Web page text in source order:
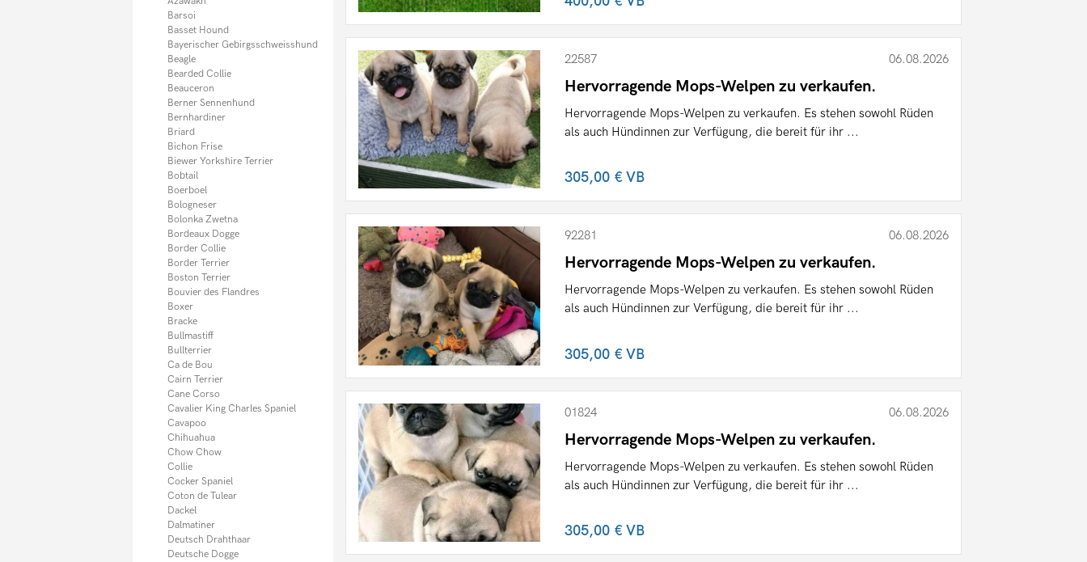
Komondor
Kooikerhondje
Kromfohrländer
Kuvasz
Labradoodle
Labrador
Landseer
Leonberger
Lhasa Apso
Magyar Vizsla
Malinois (Belgischer Schäferhund)
Malteser
Maltipoo
Mastiff
Mastino Napoletano
Mini Bullterrier
Mittelschnauzer
Mischlingshunde
Münsterländer
Neufundländer
Norfolk Terrier
Old English Bulldog
Papillon
Pekinese
Pitbull
Podenco
Pomsky
Portugiesischer Wasserhund
Prager Rattler
Presa Canario
Pudelpointer
Puggle
Rhodesian Ridgeback
Riesenschnauzer
Rottweiler
Russkiy Toy
Barsoi
Basset Hound
Bayerischer Gebirgsschweisshund
Beagle
Bearded Collie
Beauceron
Berner Sennenhund
Bernhardiner
Briard
Bichon Frise
Biewer Yorkshire Terrier
Bobtail
Boerboel
Bologneser
Bolonka Zwetna
Bordeaux Dogge
Border Collie
Border Terrier
Boston Terrier
Bouvier des Flandres
Boxer
Bracke
Bullmastiff
Bullterrier
Ca de Bou
Cairn Terrier
Cane Corso
Cavalier King Charles Spaniel
Cavapoo
Chihuahua
Chow Chow
Collie
Cocker Spaniel
Coton de Tulear
Dackel
Dalmatiner
Deutsch Drahthaar
Deutsche Dogge
22587 06.08.2026
Hervorragende Mops-Welpen zu verkaufen.
Hervorragende Mops-Welpen zu verkaufen. Es stehen sowohl Rüden
als auch Hündinnen zur Verfügung, die bereit für ihr ...
305,00 €VB
92281 06.08.2026
Hervorragende Mops-Welpen zu verkaufen.
Hervorragende Mops-Welpen zu verkaufen. Es stehen sowohl Rüden
als auch Hündinnen zur Verfügung, die bereit für ihr ...
305,00 €VB
01824 06.08.2026
Hervorragende Mops-Welpen zu verkaufen.
Hervorragende Mops-Welpen zu verkaufen. Es stehen sowohl Rüden
als auch Hündinnen zur Verfügung, die bereit für ihr ...
305,00 €VB